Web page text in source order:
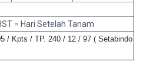
= Hari Setelah Tanam
/ Kpts / TP. 240 / 12 / 97 ( Setabindo